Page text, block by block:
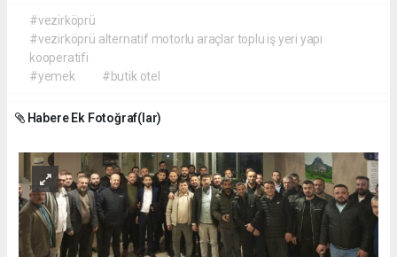
#vezirköprü
#vezirköprü alternatif motorlu araçlar toplu iş yeri yapı
kooperatifi
#yemek
#butik otel
Habere Ek Fotoğraf(lar)